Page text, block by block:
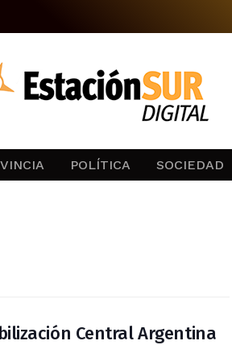
POLÍTICA SOCIEDAD
Central Argentina